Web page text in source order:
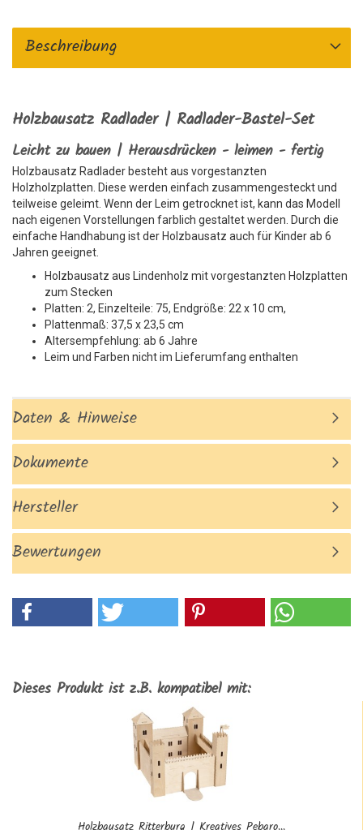
Beschreibung
Holzbausatz Radlader | Radlader-Bastel-Set
Leicht zu bauen | Herausdrücken - leimen - fertig
Holzbausatz Radlader besteht aus vorgestanzten
Holzholzplatten. Diese werden einfach zusammengesteckt und
teilweise geleimt. Wenn der Leim getrocknet ist, kann das Modell
nach eigenen Vorstellungen farblich gestaltet werden. Durch die
einfache Handhabung ist der Holzbausatz auch für Kinder ab 6
Jahren geeignet.
Holzbausatz aus Lindenholz mit vorgestanzten Holzplatten
zum Stecken
Platten: 2, Einzelteile: 75, Endgröße: 22 x 10 cm,
Plattenmaß: 37,5 x 23,5 cm
Altersempfehlung: ab 6 Jahre
Leim und Farben nicht im Lieferumfang enthalten
Daten & Hinweise
Dokumente
Hersteller
Bewertungen
Dieses Produkt ist z.B. kompatibel mit: